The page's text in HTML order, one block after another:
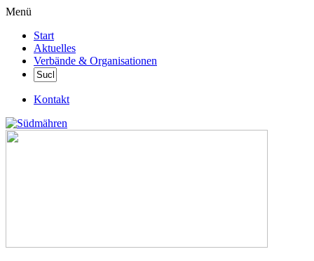
Menü
Start
Aktuelles
Verbände & Organisationen
Kontakt